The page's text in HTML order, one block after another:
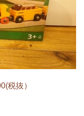
税抜）